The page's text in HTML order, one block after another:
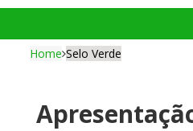
Home Selo Verde